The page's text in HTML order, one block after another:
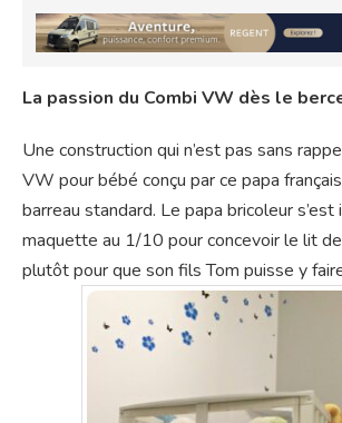
La passion du Combi VW dès le
Une construction qui n’est pas sans
VW pour bébé conçu par ce papa
barreau standard. Le papa bricoleur s’est
maquette au 1/10 pour concevoir le lit
plutôt pour que son fils Tom puisse y